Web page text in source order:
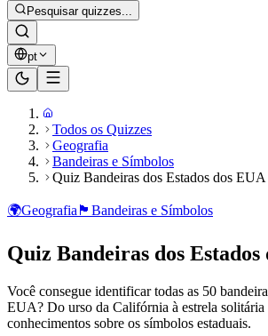
Pesquisar quizzes...
pt
Todos os Quizzes
Geografia
Bandeiras e Símbolos
Quiz Bandeiras dos Estados dos EUA
🌍Geografia 🏴 Bandeiras e Símbolos
Quiz Bandeiras dos Estados
Você consegue identificar todas as 50
EUA? Do urso da Califórnia à estrela solitária
conhecimentos sobre os símbolos estaduais.